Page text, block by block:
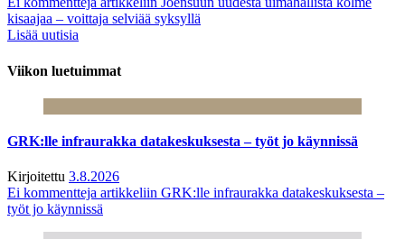
kisaajaa – voittaja selviää syksyllä
Lisää uutisia
Viikon luetuimmat
GRK:lle infraurakka datakeskuksesta – työt jo käynnissä
Kirjoitettu 3.8.2026
Ei kommentteja artikkeliin GRK:lle infraurakka datakeskuksesta –
työt jo käynnissä